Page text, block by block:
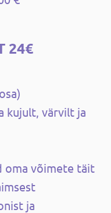
24€
kujult, värvilt ja
oma võimete täit
ja